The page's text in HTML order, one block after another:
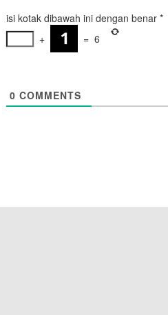
isi kotak dibawah ini dengan benar*
+
= 6
0 COMMENTS